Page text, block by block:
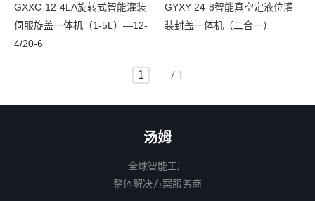
GXXC-12-4LA旋转式智能灌装
伺服旋盖一体机（1-5L）—12-
4/20-6
GYXY-24-8智能真空定液位灌
装封盖一体机（二合一）
/ 1
汤姆
全球智能工厂
整体解决方案服务商